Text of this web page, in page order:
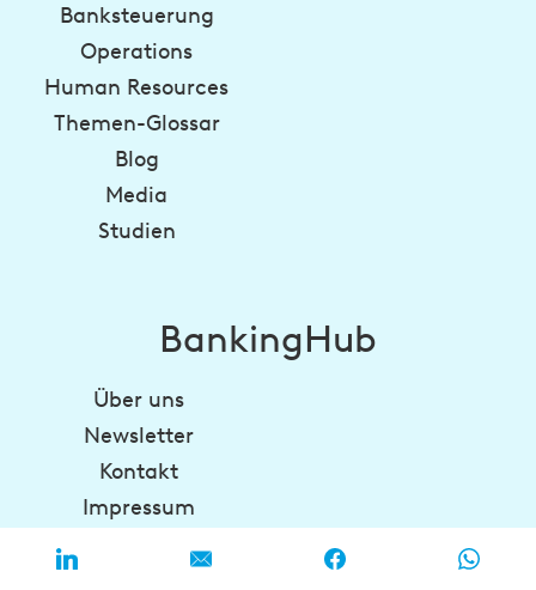
Banksteuerung
Operations
Human Resources
Themen-Glossar
Blog
Media
Studien
BankingHub
Über uns
Newsletter
Kontakt
Impressum